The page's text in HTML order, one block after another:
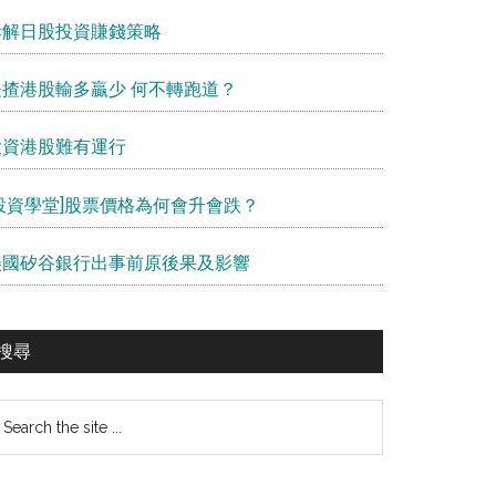
日股投資賺錢策略
港股輸多贏少 何不轉跑道？
港股難有運行
資學堂]股票價格為何會升會跌？
矽谷銀行出事前原後果及影響
尋